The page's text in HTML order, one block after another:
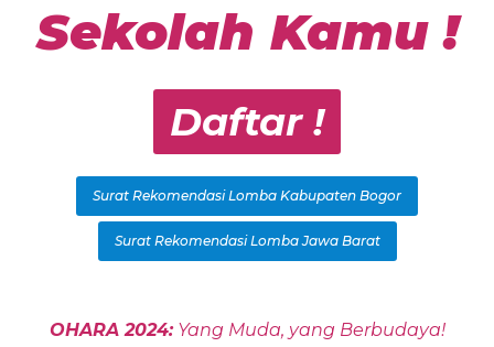
Sekolah Kamu !
Daftar !
Surat Rekomendasi Lomba Kabupaten Bogor
Surat Rekomendasi Lomba Jawa Barat
OHARA 2024:Yang Muda, yang Berbudaya!